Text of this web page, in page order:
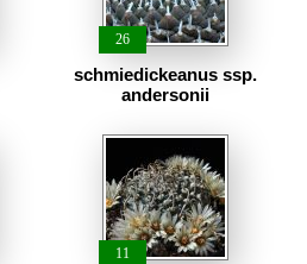
26
schmiedickeanus ssp.
andersonii
11